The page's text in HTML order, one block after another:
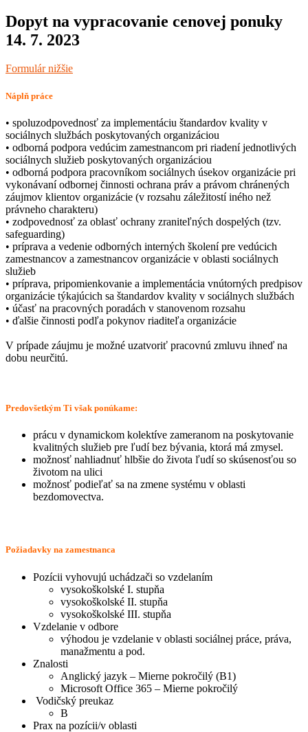
Dopyt na vypracovanie cenovej ponuky
14. 7. 2023
Formulár nižšie
Náplň práce
• spoluzodpovednosť za implementáciu štandardov kvality v
sociálnych službách poskytovaných organizáciou
• odborná podpora vedúcim zamestnancom pri riadení jednotlivých
sociálnych služieb poskytovaných organizáciou
• odborná podpora pracovníkom sociálnych úsekov organizácie pri
vykonávaní odbornej činnosti ochrana práv a právom chránených
záujmov klientov organizácie (v rozsahu záležitostí iného než
právneho charakteru)
• zodpovednosť za oblasť ochrany zraniteľných dospelých (tzv.
safeguarding)
• príprava a vedenie odborných interných školení pre vedúcich
zamestnancov a zamestnancov organizácie v oblasti sociálnych
služieb
• príprava, pripomienkovanie a implementácia vnútorných predpisov
organizácie týkajúcich sa štandardov kvality v sociálnych službách
• účasť na pracovných poradách v stanovenom rozsahu
• ďalšie činnosti podľa pokynov riaditeľa organizácie
V prípade záujmu je možné uzatvoriť pracovnú zmluvu ihneď na
dobu neurčitú.
Predovšetkým Ti však ponúkame:
prácu v dynamickom kolektíve zameranom na poskytovanie
kvalitných služieb pre ľudí bez bývania, ktorá má zmysel.
možnosť nahliadnuť hlbšie do života ľudí so skúsenosťou so
životom na ulici
možnosť podieľať sa na zmene systému v oblasti
bezdomovectva.
Požiadavky na zamestnanca
Pozícii vyhovujú uchádzači so vzdelaním
vysokoškolské I. stupňa
vysokoškolské II. stupňa
vysokoškolské III. stupňa
Vzdelanie v odbore
výhodou je vzdelanie v oblasti sociálnej práce, práva,
manažmentu a pod.
Znalosti
Anglický jazyk – Mierne pokročilý (B1)
Microsoft Office 365 – Mierne pokročilý
Vodičský preukaz
B
Prax na pozícii/v oblasti